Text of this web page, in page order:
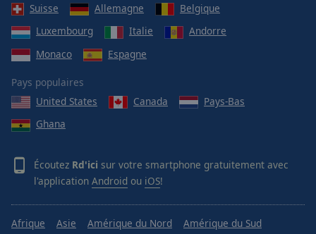
Suisse
Allemagne
Belgique
Luxembourg
Italie
Andorre
Monaco
Espagne
Pays populaires
United States
Canada
Pays-Bas
Ghana
Écoutez Rd'ici sur votre smartphone gratuitement avec
l'application Android ou iOS!
Afrique Asie Amérique du Nord
Amérique du Sud